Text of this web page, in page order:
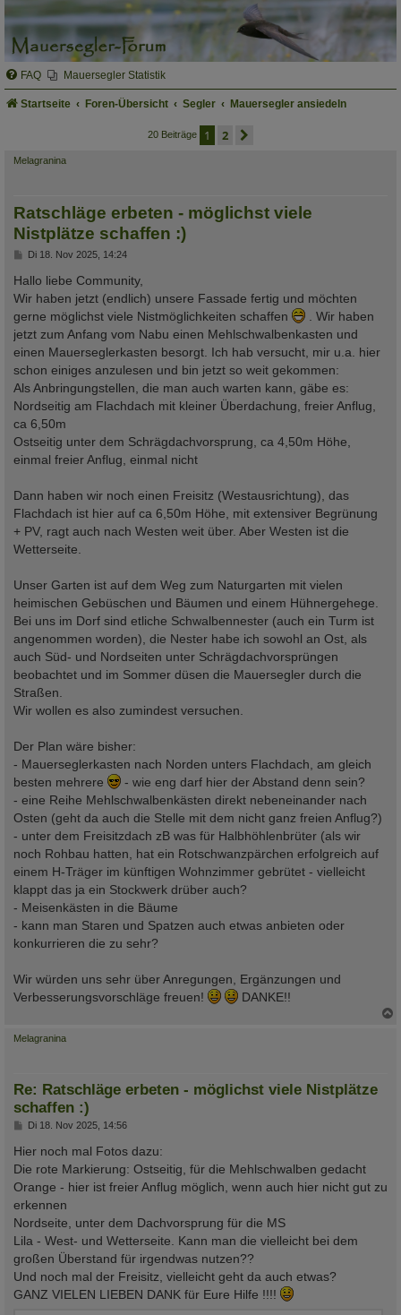
FAQ Mauersegler Statistik
Startseite Foren-Übersicht Segler Mauersegler ansiedeln
20 Beiträge 1 2
Melagranina
Ratschläge erbeten - möglichst viele
Nistplätze schaffen :)
B
i
t
r
g
Di 18. Nov 2025, 14:24
Hallo liebe Community,
Wir haben jetzt (endlich) unsere Fassade fertig und möchten
gerne möglichst viele Nistmöglichkeiten schaffen
. Wir haben
jetzt zum Anfang vom Nabu einen Mehlschwalbenkasten und
einen Mauerseglerkasten besorgt. Ich hab versucht, mir u.a. hier
schon einiges anzulesen und bin jetzt so weit gekommen:
Als Anbringungstellen, die man auch warten kann, gäbe es:
Nordseitig am Flachdach mit kleiner Überdachung, freier Anflug,
ca 6,50m
Ostseitig unter dem Schrägdachvorsprung, ca 4,50m Höhe,
einmal freier Anflug, einmal nicht
Dann haben wir noch einen Freisitz (Westausrichtung), das
Flachdach ist hier auf ca 6,50m Höhe, mit extensiver Begrünung
+ PV, ragt auch nach Westen weit über. Aber Westen ist die
Wetterseite.
Unser Garten ist auf dem Weg zum Naturgarten mit vielen
heimischen Gebüschen und Bäumen und einem Hühnergehege.
Bei uns im Dorf sind etliche Schwalbennester (auch ein Turm ist
angenommen worden), die Nester habe ich sowohl an Ost, als
auch Süd- und Nordseiten unter Schrägdachvorsprüngen
beobachtet und im Sommer düsen die Mauersegler durch die
Straßen.
Wir wollen es also zumindest versuchen.
Der Plan wäre bisher:
- Mauerseglerkasten nach Norden unters Flachdach, am gleich
besten mehrere
- wie eng darf hier der Abstand denn sein?
- eine Reihe Mehlschwalbenkästen direkt nebeneinander nach
Osten (geht da auch die Stelle mit dem nicht ganz freien Anflug?)
- unter dem Freisitzdach zB was für Halbhöhlenbrüter (als wir
noch Rohbau hatten, hat ein Rotschwanzpärchen erfolgreich auf
einem H-Träger im künftigen Wohnzimmer gebrütet - vielleicht
klappt das ja ein Stockwerk drüber auch?
- Meisenkästen in die Bäume
- kann man Staren und Spatzen auch etwas anbieten oder
konkurrieren die zu sehr?
Wir würden uns sehr über Anregungen, Ergänzungen und
Verbesserungsvorschläge freuen!
DANKE!!
Melagranina
Re: Ratschläge erbeten - möglichst viele Nistplätze
schaffen :)
B
i
r
a
g
Di 18. Nov 2025, 14:56
Hier noch mal Fotos dazu:
Die rote Markierung: Ostseitig, für die Mehlschwalben gedacht
Orange - hier ist freier Anflug möglich, wenn auch hier nicht gut zu
erkennen
Nordseite, unter dem Dachvorsprung für die MS
Lila - West- und Wetterseite. Kann man die vielleicht bei dem
großen Überstand für irgendwas nutzen??
Und noch mal der Freisitz, vielleicht geht da auch etwas?
GANZ VIELEN LIEBEN DANK für Eure Hilfe !!!!